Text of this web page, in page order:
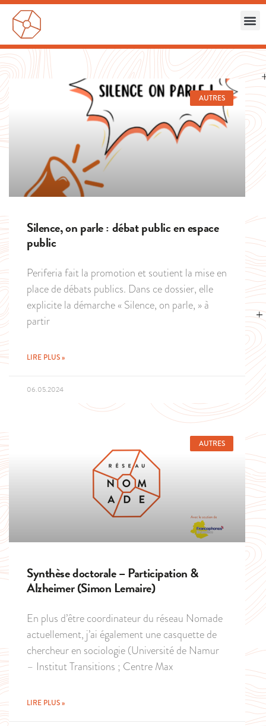
AUTRES
Silence, on parle : débat public en espace
public
Periferia fait la promotion et soutient la mise en
place de débats publics. Dans ce dossier, elle
explicite la démarche « Silence, on parle, » à
partir
LIRE PLUS »
06.05.2024
AUTRES
Synthèse doctorale – Participation &
Alzheimer (Simon Lemaire)
En plus d’être coordinateur du réseau Nomade
actuellement, j’ai également une casquette de
chercheur en sociologie (Université de Namur
– Institut Transitions ; Centre Max
LIRE PLUS »